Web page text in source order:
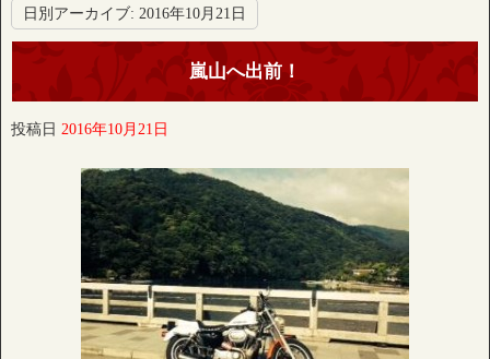
日別アーカイブ: 2016年10月21日
嵐山へ出前！
投稿日 2016年10月21日